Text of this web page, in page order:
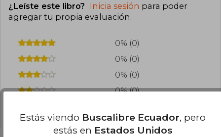
¿Leíste este libro? Inicia sesión para poder
agregar tu propia evaluación.
0% (0)
0% (0)
0% (0)
0% (0)
Estás viendo Buscalibre Ecuador, pero
estás en Estados Unidos